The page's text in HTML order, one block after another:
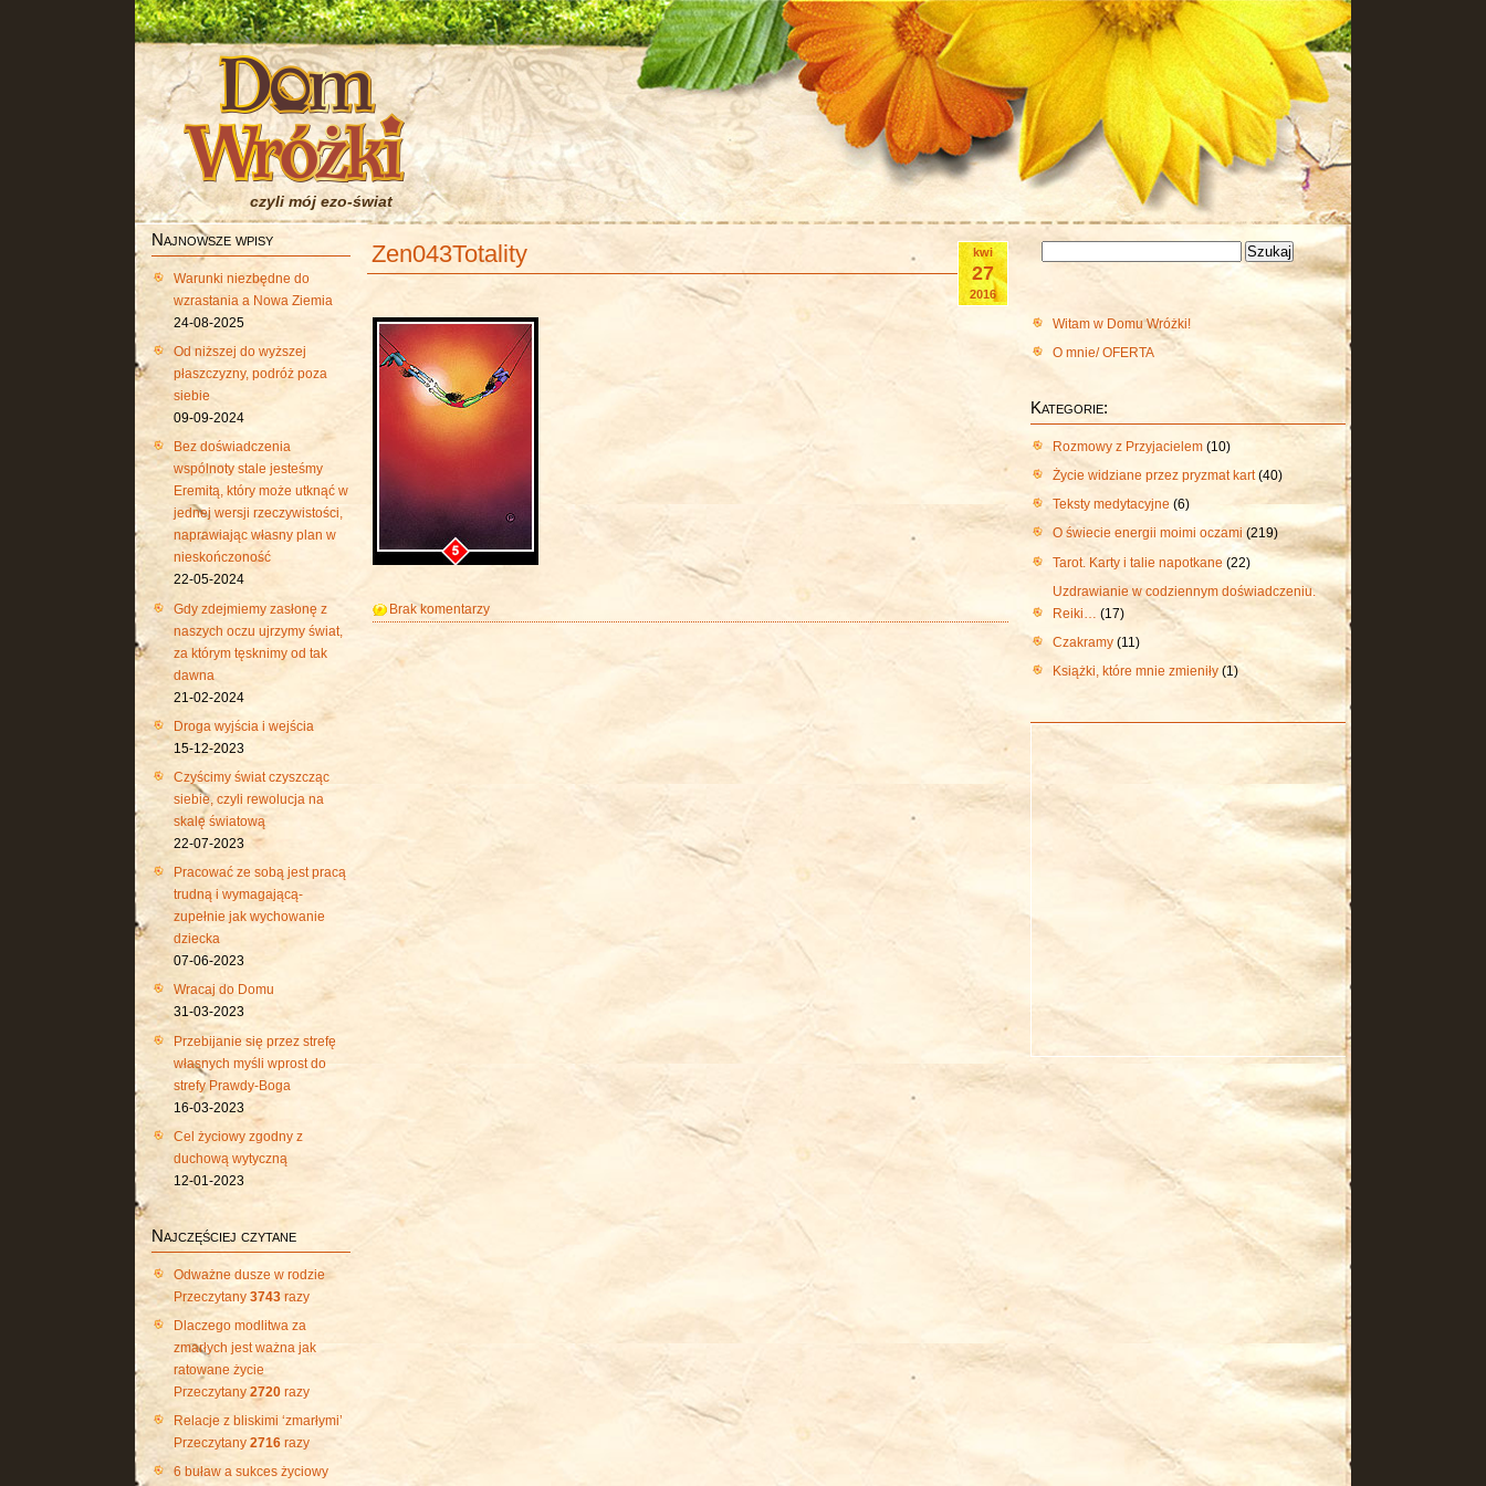
czyli mój ezo-świat
Najnowsze wpisy
Warunki niezbędne do
wzrastania a Nowa Ziemia
24-08-2025
Od niższej do wyższej
płaszczyzny, podróż poza
siebie
09-09-2024
Bez doświadczenia
wspólnoty stale jesteśmy
Eremitą, który może utknąć w
jednej wersji rzeczywistości,
naprawiając własny plan w
nieskończoność
22-05-2024
Gdy zdejmiemy zasłonę z
naszych oczu ujrzymy świat,
za którym tęsknimy od tak
dawna
21-02-2024
Droga wyjścia i wejścia
15-12-2023
Czyścimy świat czyszcząc
siebie, czyli rewolucja na
skalę światową
22-07-2023
Pracować ze sobą jest pracą
trudną i wymagającą-
zupełnie jak wychowanie
dziecka
07-06-2023
Wracaj do Domu
31-03-2023
Przebijanie się przez strefę
własnych myśli wprost do
strefy Prawdy-Boga
16-03-2023
Cel życiowy zgodny z
duchową wytyczną
12-01-2023
Najczęściej czytane
Odważne dusze w rodzie
Przeczytany 3743razy
Dlaczego modlitwa za
zmarłych jest ważna jak
ratowane życie
Przeczytany 2720 razy
Relacje z bliskimi ‘zmarłymi’
Przeczytany 2716 razy
6 buław a sukces życiowy
kwi
27
2016
Zen043Totality
Brak komentarzy
Witam w Domu Wróżki!
O mnie/ OFERTA
Kategorie:
Rozmowy z Przyjacielem (10)
Życie widziane przez pryzmat kart(40)
Teksty medytacyjne (6)
O świecie energii moimi oczami (219)
Tarot. Karty i talie napotkane (22)
Uzdrawianie w codziennym doświadczeniu.
Reiki… (17)
Czakramy (11)
Książki, które mnie zmieniły (1)